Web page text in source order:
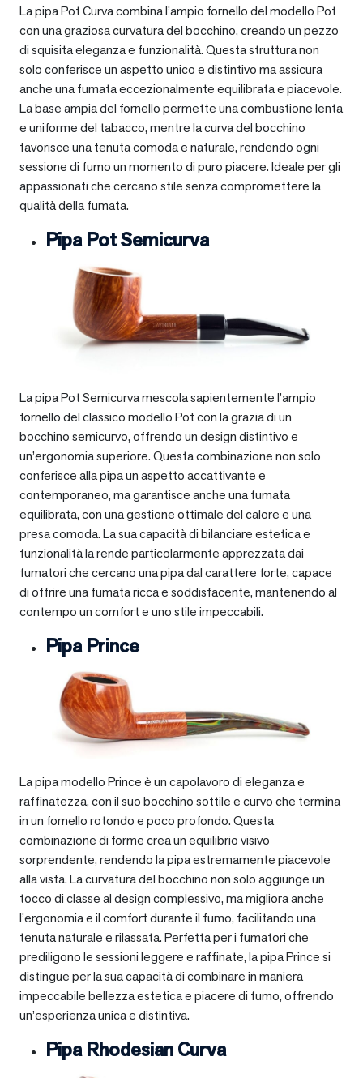
La pipa Pot Curva combina l’ampio fornello del modello Pot
con una graziosa curvatura del bocchino, creando un pezzo
di squisita eleganza e funzionalità. Questa struttura non
solo conferisce un aspetto unico e distintivo ma assicura
anche una fumata eccezionalmente equilibrata e piacevole.
La base ampia del fornello permette una combustione lenta
e uniforme del tabacco, mentre la curva del bocchino
favorisce una tenuta comoda e naturale, rendendo ogni
sessione di fumo un momento di puro piacere. Ideale per gli
appassionati che cercano stile senza compromettere la
qualità della fumata.
Pipa Pot Semicurva
La pipa Pot Semicurva mescola sapientemente l’ampio
fornello del classico modello Pot con la grazia di un
bocchino semicurvo, offrendo un design distintivo e
un’ergonomia superiore. Questa combinazione non solo
conferisce alla pipa un aspetto accattivante e
contemporaneo, ma garantisce anche una fumata
equilibrata, con una gestione ottimale del calore e una
presa comoda. La sua capacità di bilanciare estetica e
funzionalità la rende particolarmente apprezzata dai
fumatori che cercano una pipa dal carattere forte, capace
di offrire una fumata ricca e soddisfacente, mantenendo al
contempo un comfort e uno stile impeccabili.
Pipa Prince
La pipa modello Prince è un capolavoro di eleganza e
raffinatezza, con il suo bocchino sottile e curvo che termina
in un fornello rotondo e poco profondo. Questa
combinazione di forme crea un equilibrio visivo
sorprendente, rendendo la pipa estremamente piacevole
alla vista. La curvatura del bocchino non solo aggiunge un
tocco di classe al design complessivo, ma migliora anche
l’ergonomia e il comfort durante il fumo, facilitando una
tenuta naturale e rilassata. Perfetta per i fumatori che
prediligono le sessioni leggere e raffinate, la pipa Prince si
distingue per la sua capacità di combinare in maniera
impeccabile bellezza estetica e piacere di fumo, offrendo
un’esperienza unica e distintiva.
Pipa Rhodesian Curva